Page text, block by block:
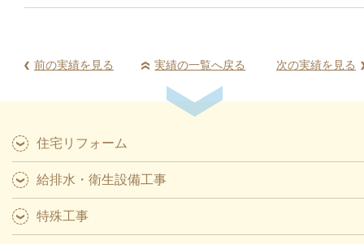
前の実績を見る 実績の一覧へ戻る 次の実績を見る
住宅リフォーム
給排水・衛生設備工事
特殊工事